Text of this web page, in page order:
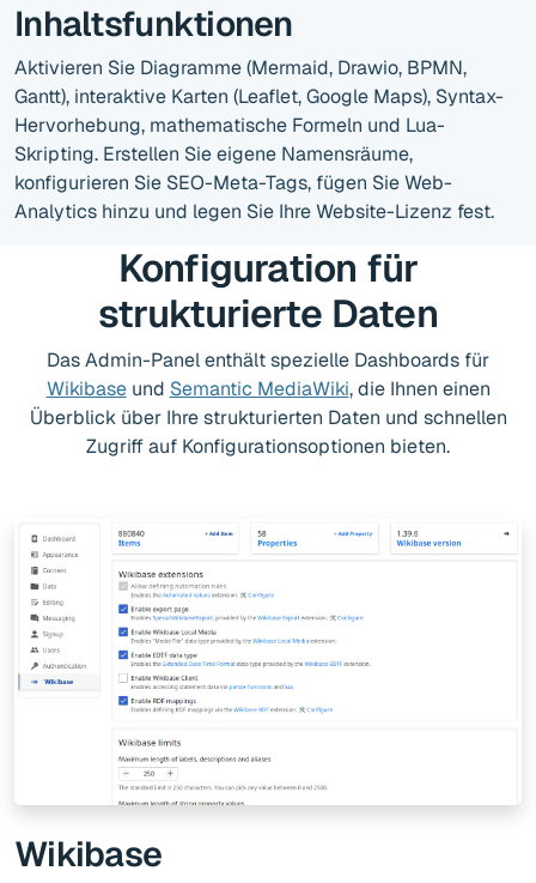
Inhaltsfunktionen
Aktivieren Sie Diagramme (Mermaid, Drawio, BPMN,
Gantt), interaktive Karten (Leaflet, Google Maps), Syntax-
Hervorhebung, mathematische Formeln und Lua-
Skripting. Erstellen Sie eigene Namensräume,
konfigurieren Sie SEO-Meta-Tags, fügen Sie Web-
Analytics hinzu und legen Sie Ihre Website-Lizenz fest.
Konfiguration für
strukturierte Daten
Das Admin-Panel enthält spezielle Dashboards für
Wikibaseund Semantic MediaWiki, die Ihnen einen
Überblick über Ihre strukturierten Daten und schnellen
Zugriff auf Konfigurationsoptionen bieten.
Wikibase